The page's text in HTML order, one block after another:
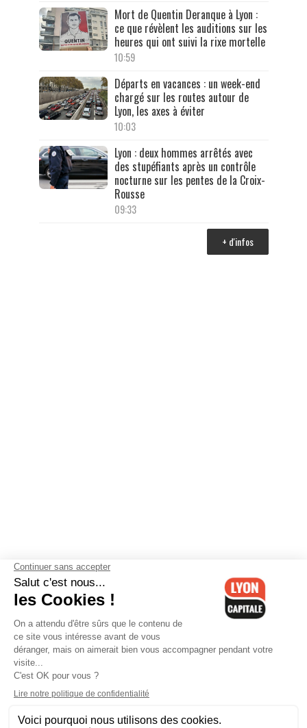
Mort de Quentin Deranque à Lyon :
ce que révèlent les auditions sur les
heures qui ont suivi la rixe mortelle
10:59
Départs en vacances : un week-end
chargé sur les routes autour de
Lyon, les axes à éviter
10:03
Lyon : deux hommes arrêtés avec
des stupéfiants après un contrôle
nocturne sur les pentes de la Croix-
Rousse
09:33
+ d'infos
Contactez-nous-Mentions légales-CGV-Politique de